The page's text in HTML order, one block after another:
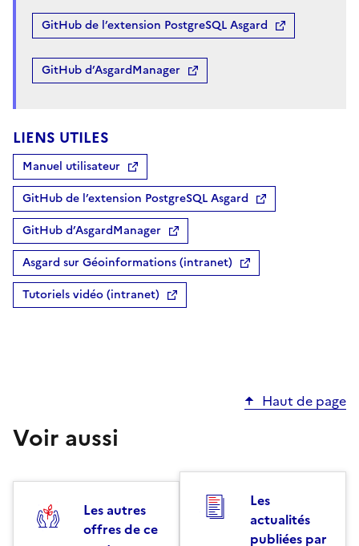
GitHub de l’extension PostgreSQL Asgard
GitHub d’AsgardManager
LIENS UTILES
Manuel utilisateur
GitHub de l’extension PostgreSQL Asgard
GitHub d’AsgardManager
Asgard sur Géoinformations (intranet)
Tutoriels vidéo (intranet)
Haut de page
Voir aussi
Les autres
offres de ce
Les
actualités
publiées par